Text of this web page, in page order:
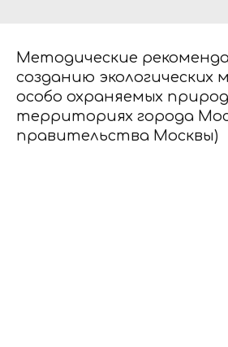
Методические
созданию
особо охраняемых
территориях города
правительства Москвы)